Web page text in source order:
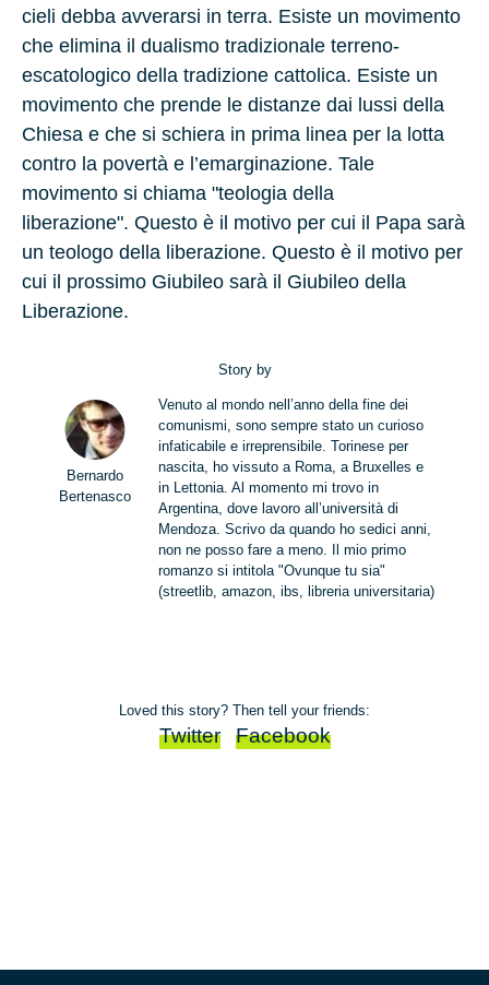
cieli debba avverarsi in terra. Esiste un movimento
che elimina il dualismo tradizionale terreno-
escatologico della tradizione cattolica. Esiste un
movimento che prende le distanze dai lussi della
Chiesa e che si schiera in prima linea per la lotta
contro la povertà e l’emarginazione. Tale
movimento si chiama "teologia della
liberazione". Questo è il motivo per cui il Papa sarà
un teologo della liberazione. Questo è il motivo per
cui il prossimo Giubileo sarà il Giubileo della
Liberazione.
Story by
Bernardo
Bertenasco
Venuto al mondo nell’anno della fine dei
comunismi, sono sempre stato un curioso
infaticabile e irreprensibile. Torinese per
nascita, ho vissuto a Roma, a Bruxelles e
in Lettonia. Al momento mi trovo in
Argentina, dove lavoro all’università di
Mendoza. Scrivo da quando ho sedici anni,
non ne posso fare a meno. Il mio primo
romanzo si intitola "Ovunque tu sia"
(streetlib, amazon, ibs, libreria universitaria)
Loved this story? Then tell your friends:
Twitter Facebook